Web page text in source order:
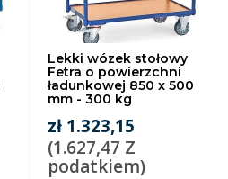
Lekki wózek stołowy
Fetra o powierzchni
ładunkowej 850 x 500
mm - 300 kg
zł 1.323,15
(1.627,47 Z
podatkiem)